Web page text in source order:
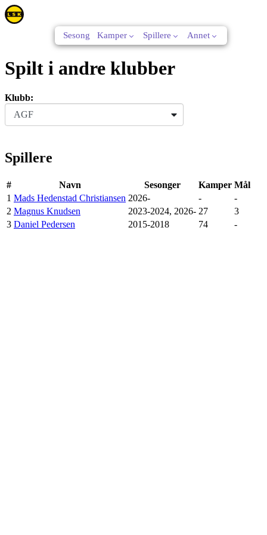
Sesong Kamper Spillere Annet
Spilt i andre klubber
Klubb:
AGF
Spillere
# Navn Sesonger Kamper Mål
1 Mads Hedenstad Christiansen 2026- -
-
2 Magnus Knudsen 2023-2024, 2026- 27
3
3 Daniel Pedersen 2015-2018 74 -